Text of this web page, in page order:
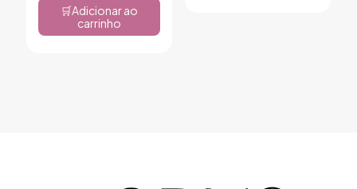
Adicionar ao
carrinho